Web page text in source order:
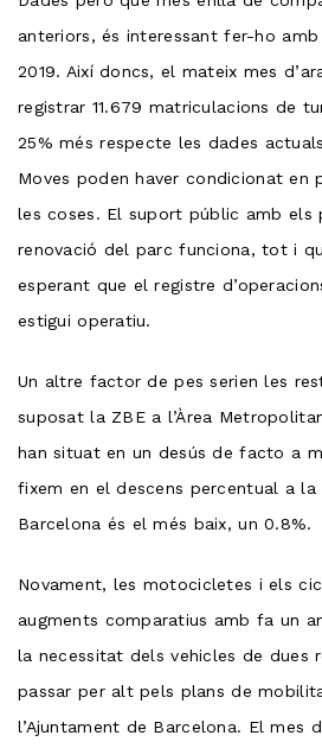
anteriors, és interessant fer-ho
2019. Així doncs, el mateix mes
registrar 11.679 matriculacions de
25% més respecte les dades
Moves poden haver condicionat en
les coses. El suport públic amb els
renovació del parc funciona, tot i
esperant que el registre
estigui operatiu.
Un altre factor de pes serien les
suposat la ZBE a l’Àrea
han situat en un desús de facto a
fixem en el descens percentual a la
Barcelona és el més baix, un 0.8%.
Novament, les motocicletes i els
augments comparatius amb fa un
la necessitat dels vehicles de dues
passar per alt pels plans de
l’Ajuntament de Barcelona. El mes